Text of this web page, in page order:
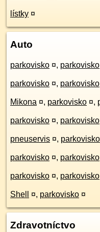
lístky ¤
Auto
parkovisko ¤, parkovisko
parkovisko ¤, parkovisko
Mikona ¤, parkovisko ¤,
parkovisko ¤, parkovisko
pneuservis ¤, parkovisko
parkovisko ¤, parkovisko
parkovisko ¤, parkovisko
Shell ¤, parkovisko ¤
Zdravotníctvo